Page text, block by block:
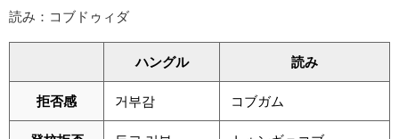
読み：コブドゥィダ
ハングル 読み
拒否感 거부감 コブガム